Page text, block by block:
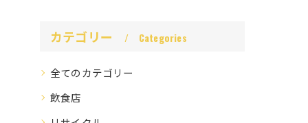
カテゴリー Categories
全てのカテゴリー
飲食店